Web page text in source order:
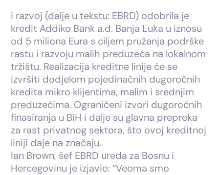
i razvoj (dalje u tekstu: EBRD) odobrila je
kredit Addiko Bank a.d. Banja Luka u iznosu
od 5 miliona Eura s ciljem pružanja podrške
rastu i razvoju malih preduzeća na lokalnom
tržištu. Realizacija kreditne linije će se
izvršiti dodjelom pojedinačnih dugoročnih
kredita mikro klijentima, malim i srednjim
preduzećima. Ograničeni izvori dugoročnih
finasiranja u BiH i dalje su glavna prepreka
za rast privatnog sektora, što ovoj kreditnoj
liniji daje na značaju.
Ian Brown, šef EBRD ureda za Bosnu i
Hercegovinu je izjavio: “Veoma smo